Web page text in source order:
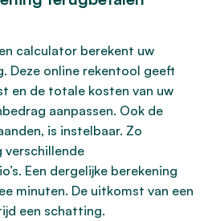
calculator berekent uw
Deze online rekentool geeft
en de totale kosten van uw
aanpassen. Ook de
is instelbaar. Zo
verschillende
Een dergelijke berekening
minuten. De uitkomst van een
een schatting.